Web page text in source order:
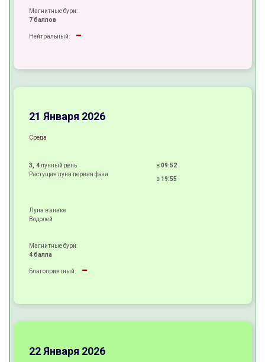
Магнитные бури:
7 баллов
Нейтральный:
-
-
+
21 Января 2026
Среда
3, 4лунный день
Растущая луна первая фаза
в09:52
в 19:55
Луна в знаке
Водолей
Магнитные бури:
4 балла
Благоприятный:
-
+
+
22 Января 2026